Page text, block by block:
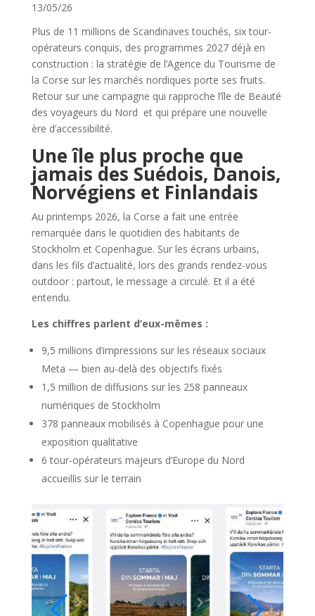
13/05/26
Plus de 11 millions de Scandinaves touchés, six tour-
opérateurs conquis, des programmes 2027 déjà en
construction : la stratégie de l’Agence du Tourisme de
la Corse sur les marchés nordiques porte ses fruits.
Retour sur une campagne qui rapproche l’île de Beauté
des voyageurs du Nord et qui prépare une nouvelle
ère d’accessibilité.
Une île plus proche que
jamais des Suédois, Danois,
Norvégiens et Finlandais
Au printemps 2026, la Corse a fait une entrée
remarquée dans le quotidien des habitants de
Stockholm et Copenhague. Sur les écrans urbains,
dans les fils d’actualité, lors des grands rendez-vous
outdoor : partout, le message a circulé. Et il a été
entendu.
Les chiffres parlent d’eux-mêmes :
9,5 millions d’impressions sur les réseaux sociaux
Meta — bien au-delà des objectifs fixés
1,5 million de diffusions sur les 258 panneaux
numériques de Stockholm
378 panneaux mobilisés à Copenhague pour une
exposition qualitative
6 tour-opérateurs majeurs d’Europe du Nord
accueillis sur le terrain